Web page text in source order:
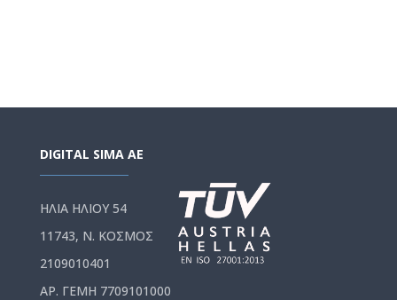
DIGITAL SIMA AE
ΗΛΙΑ ΗΛΙΟΥ 54
11743, Ν. ΚΟΣΜΟΣ
2109010401
ΑΡ. ΓΕΜΗ 7709101000